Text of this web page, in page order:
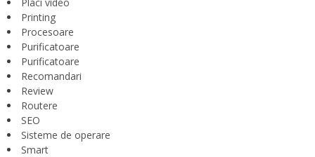
Placi video
Printing
Procesoare
Purificatoare
Purificatoare
Recomandari
Review
Routere
SEO
Sisteme de operare
Smart